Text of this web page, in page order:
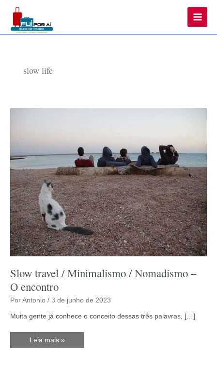
Main
slow life
Slow travel / Minimalismo / Nomadismo –
O encontro
PorAntonio/3 de junho de 2023
Muita gente já conhece o conceito dessas três palavras, […]
Slow
Leia mais »